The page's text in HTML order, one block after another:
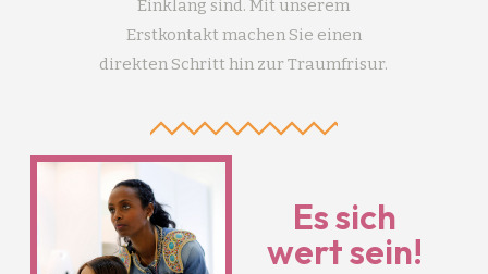
Einklang sind. Mit unserem
Erstkontakt machen Sie einen
direkten Schritt hin zur Traumfrisur.
Es sich
wert sein!